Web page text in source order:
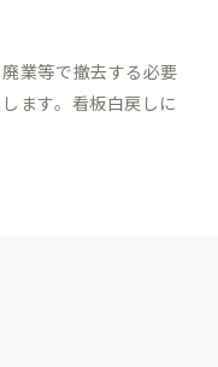
業等で撤去する必要
ます。看板白戻しに